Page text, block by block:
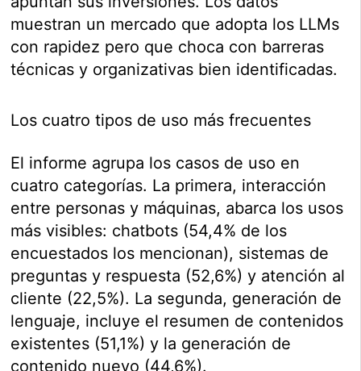
muestran un mercado que adopta los LLMs
con rapidez pero que choca con barreras
técnicas y organizativas bien identificadas.
Los cuatro tipos de uso más frecuentes
El informe agrupa los casos de uso en
cuatro categorías. La primera, interacción
entre personas y máquinas, abarca los usos
más visibles: chatbots (54,4% de los
encuestados los mencionan), sistemas de
preguntas y respuesta (52,6%) y atención al
cliente (22,5%). La segunda, generación de
lenguaje, incluye el resumen de contenidos
existentes (51,1%) y la generación de
contenido nuevo (44,6%).